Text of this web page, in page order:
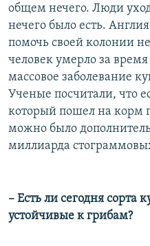
общем нечего. Люди
нечего было есть.
помочь своей колонии
человек умерло за
массовое заболевание
Ученые посчитали, что
который пошел на корм
можно было
миллиарда
– Есть ли сегодня сорта
устойчивые к грибам?